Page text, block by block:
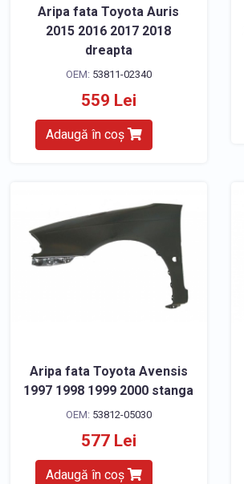
Aripa fata Toyota Auris
2015 2016 2017 2018
dreapta
OEM: 53811-02340
559 Lei
Adaugă în coș
Aripa fata Toyota Avensis
1997 1998 1999 2000 stanga
OEM: 53812-05030
577 Lei
Adaugă în coș